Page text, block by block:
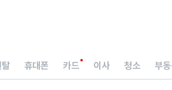
휴대폰 카드 이사 청소 부